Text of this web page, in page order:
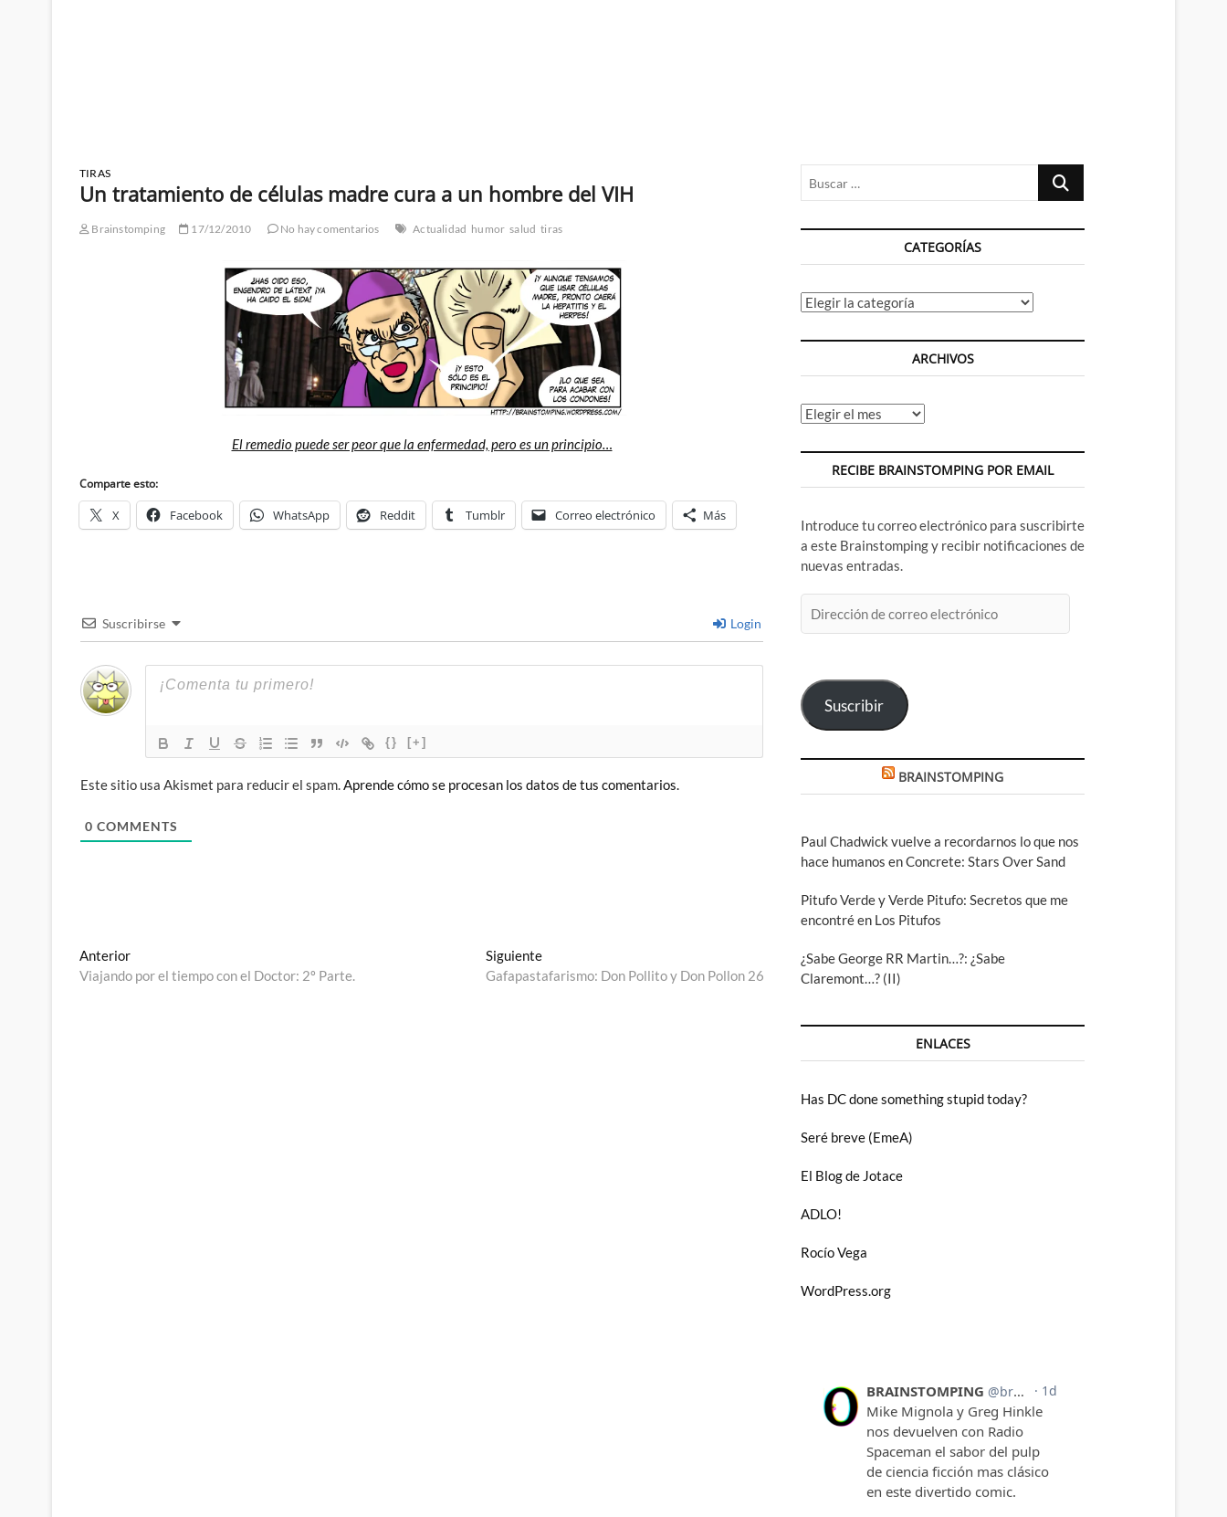
TIRAS
Un tratamiento de células madre cura a un hombre del VIH
Brainstomping 17/12/2010 No hay comentarios Actualidad humor salud tiras
El remedio puede ser peor que la enfermedad, pero es un principio…
Comparte esto:
X Facebook WhatsApp Reddit Tumblr Correo electrónico Más
Suscribirse Login
{} [+]
Este sitio usa Akismet para reducir el spam.Aprende cómo se procesan los datos de tus comentarios.
0 COMMENTS
Navegación
de
AnteriorEntrada
anterior:
Viajando por el tiempo con el Doctor: 2º Parte.
SiguienteEntrada
siguiente:
Gafapastafarismo: Don Pollito y Don Pollon 26
Buscar
CATEGORÍAS
Categorías
ARCHIVOS
Archivos
RECIBE BRAINSTOMPING POR EMAIL
Introduce tu correo electrónico para suscribirte
a este Brainstomping y recibir notificaciones de
nuevas entradas.
de
Suscribir
BRAINSTOMPING
Paul Chadwick vuelve a recordarnos lo que nos
hace humanos en Concrete: Stars Over Sand
Pitufo Verde y Verde Pitufo: Secretos que me
encontré en Los Pitufos
¿Sabe George RR Martin…?: ¿Sabe
Claremont…? (II)
ENLACES
Has DC done something stupid today?
Seré breve (EmeA)
El Blog de Jotace
ADLO!
Rocío Vega
WordPress.org